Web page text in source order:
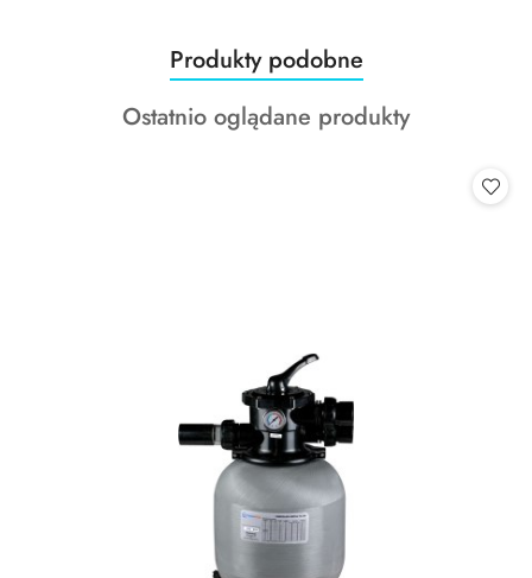
Pomiń karuzelę produktów
Produkty
o
statusie:
Produkty podobne
Produkty
Ostatnio oglądane produkty